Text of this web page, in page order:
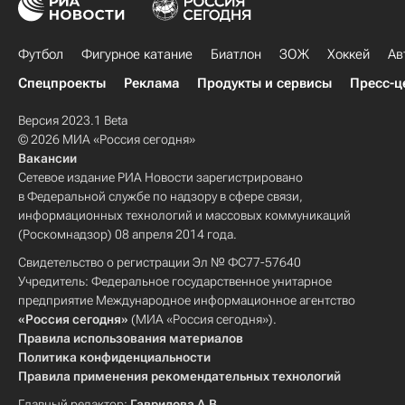
Футбол Фигурное катание Биатлон ЗОЖ Хоккей
Спецпроекты
Реклама Продукты и сервисы Пресс-
Версия 2023.1 Beta
© 2026 МИА «Россия сегодня»
Вакансии
Сетевое издание РИА Новости зарегистрировано
в Федеральной службе по надзору в сфере связи,
информационных технологий и массовых коммуникаций
(Роскомнадзор) 08 апреля 2014 года.
Свидетельство о регистрации Эл № ФС77-57640
Учредитель: Федеральное государственное унитарное
предприятие Международное информационное агентство
«Россия сегодня» (МИА «Россия сегодня»).
Правила использования материалов
Политика конфиденциальности
Правила применения рекомендательных технологий